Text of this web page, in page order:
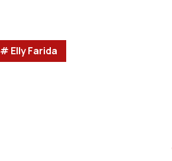
# Elly Farida